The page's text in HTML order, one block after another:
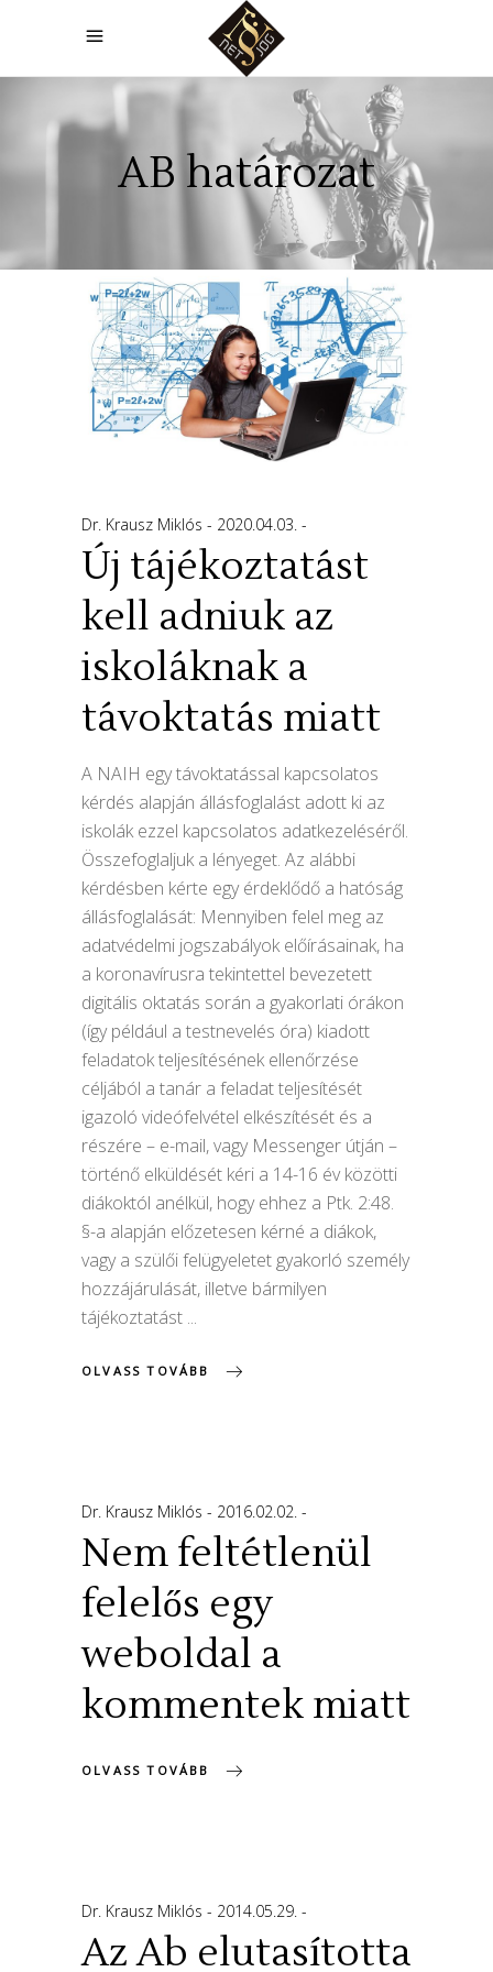
AB határozat
Dr. Krausz Miklós 2020.04.03.
Új tájékoztatást
kell adniuk az
iskoláknak a
távoktatás miatt
A NAIH egy távoktatással kapcsolatos
kérdés alapján állásfoglalást adott ki az
iskolák ezzel kapcsolatos adatkezeléséről.
Összefoglaljuk a lényeget. Az alábbi
kérdésben kérte egy érdeklődő a hatóság
állásfoglalását: Mennyiben felel meg az
adatvédelmi jogszabályok előírásainak, ha
a koronavírusra tekintettel bevezetett
digitális oktatás során a gyakorlati órákon
(így például a testnevelés óra) kiadott
feladatok teljesítésének ellenőrzése
céljából a tanár a feladat teljesítését
igazoló videófelvétel elkészítését és a
részére – e-mail, vagy Messenger útján –
történő elküldését kéri a 14-16 év közötti
diákoktól anélkül, hogy ehhez a Ptk. 2:48.
§-a alapján előzetesen kérné a diákok,
vagy a szülői felügyeletet gyakorló személy
hozzájárulását, illetve bármilyen
tájékoztatást
OLVASS TOVÁBB
Dr. Krausz Miklós 2016.02.02.
Nem feltétlenül
felelős egy
weboldal a
kommentek miatt
OLVASS TOVÁBB
Dr. Krausz Miklós 2014.05.29.
Az Ab elutasította